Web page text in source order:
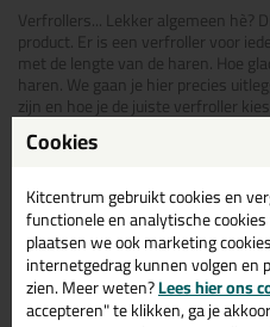
Verfrollers... Lekker algemeen hè?
product. Er is een verfroller voor
met de lengte van de haren. Hoe
haren. We gaan je hier precies
zijn en hoe je de juiste verfroller
De verfrollers zijn:
Lakrollers
Vachtrollers
Viltrollers
Om je vooraf een duidelijk
verfrollers en de toepassingen
Cookies
Kitcentrum gebruikt cookies en
functionele en analytische
plaatsen we ook marketing
internetgedrag kunnen volgen
zien. Meer weten?Lees hier ons
accepteren" te klikken, ga je